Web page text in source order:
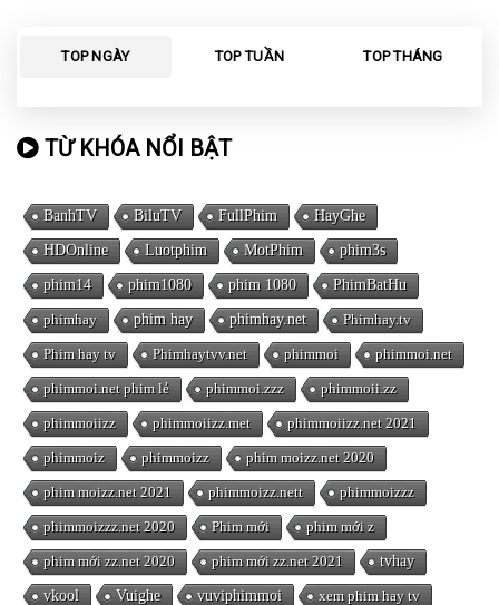
TOP NGÀY TOP TUẦN TOP THÁNG
TỪ KHÓA NỔI BẬT
BanhTV BiluTV FullPhim HayGhe
HDOnline Luotphim MotPhim phim3s
phim14 phim1080 phim 1080 PhimBatHu
phimhay phim hay phimhay.net Phimhay.tv
Phim hay tv Phimhaytvv.net phimmoi phimmoi.net
phimmoi.net phim lẻ phimmoi.zzz phimmoii.zz
phimmoiizz phimmoiizz.met phimmoiizz.net 2021
phimmoiz phimmoizz phim moizz.net 2020
phim moizz.net 2021 phimmoizz.nett phimmoizzz
phimmoizzz.net 2020 Phim mới phim mới z
phim mới zz.net 2020 phim mới zz.net 2021 tvhay
vkool Vuighe vuviphimmoi xem phim hay tv